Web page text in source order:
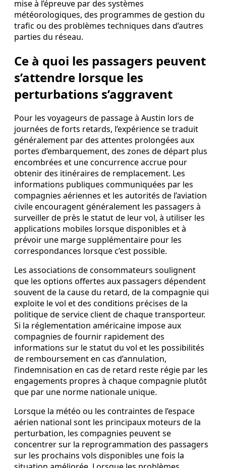
mise à l’épreuve par des systèmes
météorologiques, des programmes de gestion du
trafic ou des problèmes techniques dans d’autres
parties du réseau.
Ce à quoi les passagers peuvent
s’attendre lorsque les
perturbations s’aggravent
Pour les voyageurs de passage à Austin lors de
journées de forts retards, l’expérience se traduit
généralement par des attentes prolongées aux
portes d’embarquement, des zones de départ plus
encombrées et une concurrence accrue pour
obtenir des itinéraires de remplacement. Les
informations publiques communiquées par les
compagnies aériennes et les autorités de l’aviation
civile encouragent généralement les passagers à
surveiller de près le statut de leur vol, à utiliser les
applications mobiles lorsque disponibles et à
prévoir une marge supplémentaire pour les
correspondances lorsque c’est possible.
Les associations de consommateurs soulignent
que les options offertes aux passagers dépendent
souvent de la cause du retard, de la compagnie qui
exploite le vol et des conditions précises de la
politique de service client de chaque transporteur.
Si la réglementation américaine impose aux
compagnies de fournir rapidement des
informations sur le statut du vol et les possibilités
de remboursement en cas d’annulation,
l’indemnisation en cas de retard reste régie par les
engagements propres à chaque compagnie plutôt
que par une norme nationale unique.
Lorsque la météo ou les contraintes de l’espace
aérien national sont les principaux moteurs de la
perturbation, les compagnies peuvent se
concentrer sur la reprogrammation des passagers
sur les prochains vols disponibles une fois la